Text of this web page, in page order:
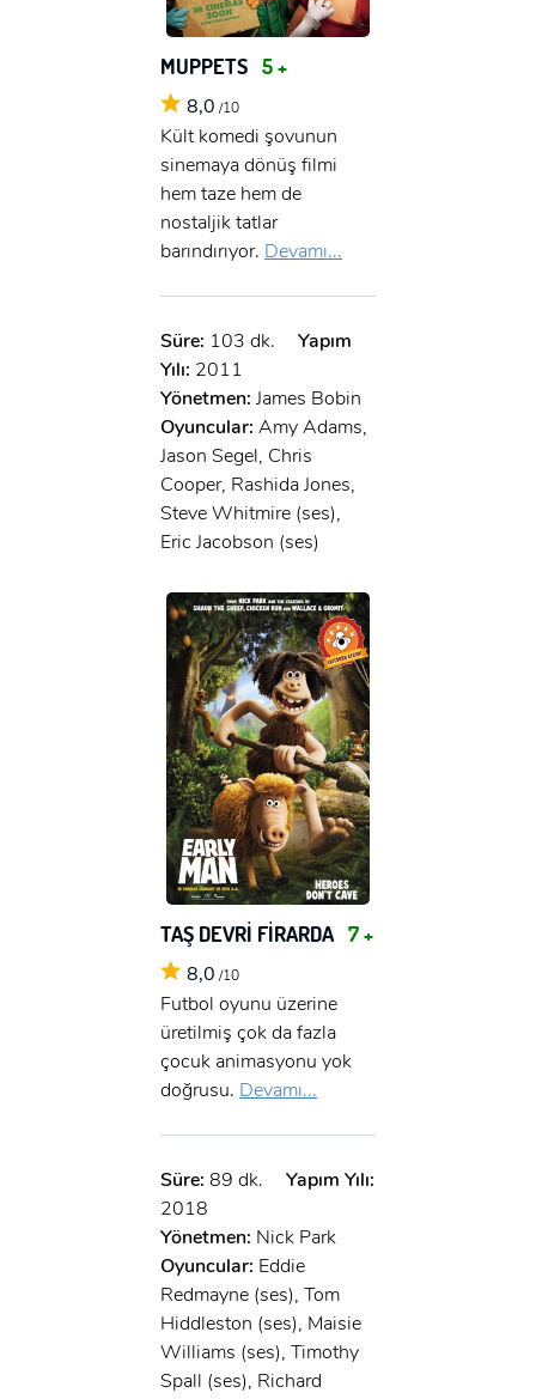
MUPPETS 5 +
8,0 /10
Kült komedi şovunun
sinemaya dönüş filmi
hem taze hem de
nostaljik tatlar
barındırıyor. Devamı...
Süre: 103 dk.
Yapım
Yılı: 2011
Yönetmen: James Bobin
Oyuncular: Amy Adams,
Jason Segel, Chris
Cooper, Rashida Jones,
Steve Whitmire (ses),
Eric Jacobson (ses)
TAŞ DEVRİ FİRARDA 7 +
8,0 /10
Futbol oyunu üzerine
üretilmiş çok da fazla
çocuk animasyonu yok
doğrusu. Devamı...
Süre: 89 dk.
Yapım Yılı:
2018
Yönetmen: Nick Park
Oyuncular: Eddie
Redmayne (ses), Tom
Hiddleston (ses), Maisie
Williams (ses), Timothy
Spall (ses), Richard